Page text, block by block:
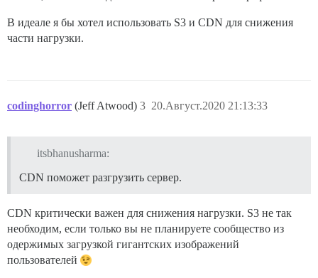
В идеале я бы хотел использовать S3 и CDN для снижения
части нагрузки.
codinghorror (Jeff Atwood) 20.Август.2020 21:13:33
3
itsbhanusharma:
CDN поможет разгрузить сервер.
CDN критически важен для снижения нагрузки. S3 не так
необходим, если только вы не планируете сообщество из
одержимых загрузкой гигантских изображений
пользователей